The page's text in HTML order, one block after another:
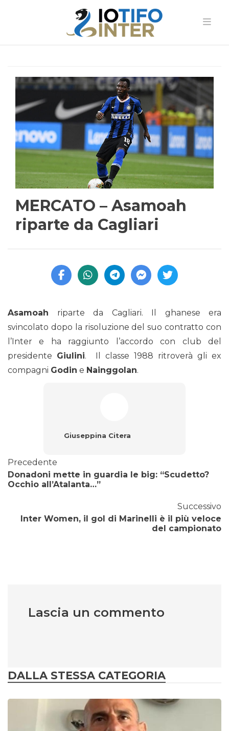
MERCATO – Asamoah
riparte da Cagliari
Asamoah riparte da Cagliari. Il ghanese era
svincolato dopo la risoluzione del suo contratto con
l’Inter e ha raggiunto l’accordo con club del
presidente Giulini. Il classe 1988 ritroverà gli ex
compagni Godin e Nainggolan.
Giuseppina Citera
Precedente
Donadoni mette in guardia le big: “Scudetto?
Occhio all’Atalanta…”
Successivo
Inter Women, il gol di Marinelli è il più veloce
del campionato
Lascia un commento
DALLA STESSA CATEGORIA